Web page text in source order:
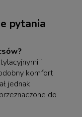
pytania
i
komfort
jednak
do